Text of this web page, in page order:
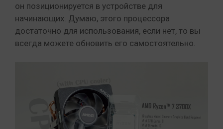
он позиционируется в устройстве для
начинающих. Думаю, этого процессора
достаточно для использования, если нет, то вы
всегда можете обновить его самостоятельно.